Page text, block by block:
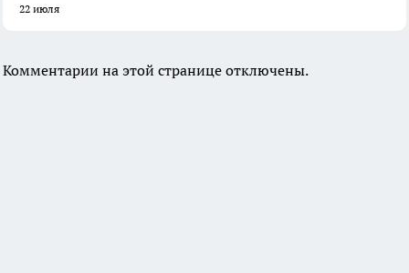
22 июля
Комментарии на этой странице отключены.